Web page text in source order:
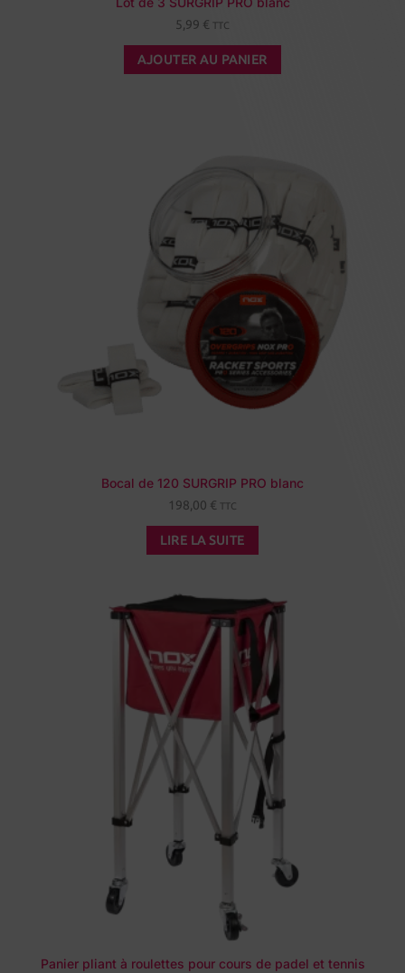
5,99 € TTC
AJOUTER AU PANIER
Bocal de 120 SURGRIP PRO blanc
198,00 € TTC
LIRE LA SUITE
Panier pliant à roulettes pour cours de padel et tennis